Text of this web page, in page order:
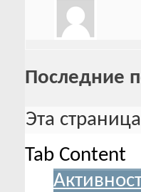
Последние
Эта
Tab Content